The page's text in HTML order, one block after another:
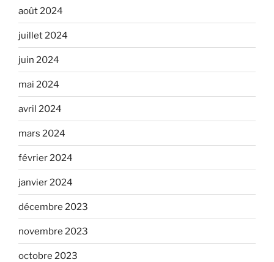
août 2024
juillet 2024
juin 2024
mai 2024
avril 2024
mars 2024
février 2024
janvier 2024
décembre 2023
novembre 2023
octobre 2023